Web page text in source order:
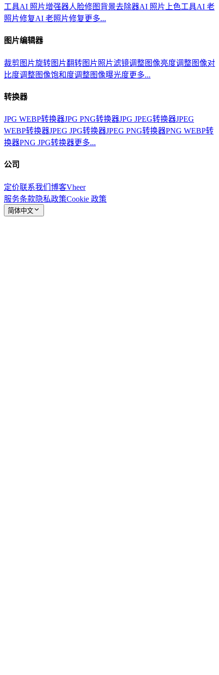
工具AI 照片增强器人脸修图 背景去除器AI 照片上色工具AI 老
照片修复AI 老照片修复更多...
图片编辑器
裁剪图片旋转图片翻转图片照片滤镜调整图像亮度调整图像对
比度调整图像饱和度调整图像曝光度更多...
转换器
JPG WEBP转换器JPG PNG转换器JPG JPEG转换器JPEG
WEBP转换器JPEG JPG转换器JPEG PNG转换器PNG WEBP转
换器PNG JPG转换器更多...
公司
定价联系我们 博客Vheer
服务条款隐私政策Cookie 政策
简体中文